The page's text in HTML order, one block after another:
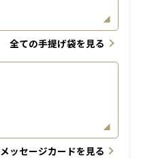
全ての手提げ袋を見る
メッセージカードを見る